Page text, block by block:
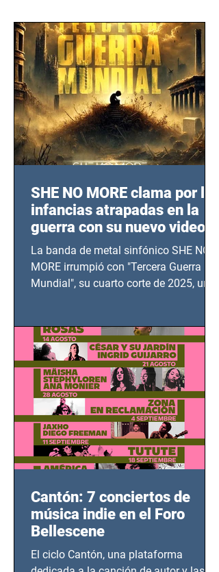
SHE NO MORE clama por las
infancias atrapadas en la
guerra con su nuevo video
TERCERA GUERRA
MUNDIAL
La banda de metal sinfónico SHE NO
MORE irrumpió con "Tercera Guerra
Mundial", su cuarto corte de 2025, un
bélicos.
Cantón: 7 conciertos de
música indie en el Foro
Bellescene
El ciclo Cantón, una plataforma